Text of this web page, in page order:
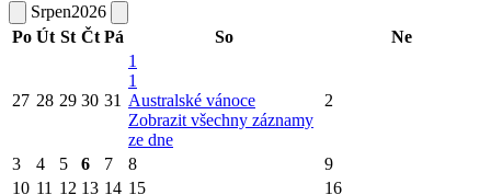
Srpen2026
Po Út St Čt Pá So Ne
27 28 29 30 31
1
1
Australské vánoce
Zobrazit všechny záznamy
ze dne
2
3 4 5 6 7 8
9
10 11 12 13 14 15 16